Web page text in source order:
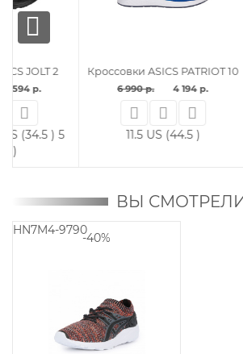
Кроссовки ASICS PATRIOT 10
4 194 р.
11.5 US (44.5 )
ВЫ
HN7M4-9790
-40%